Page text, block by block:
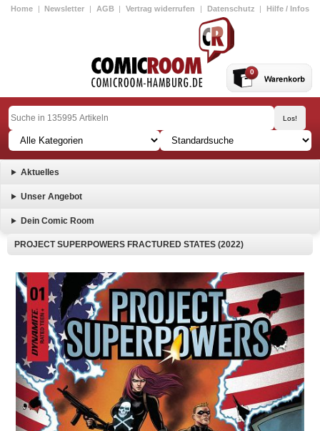
Home | Newsletter | AGB | Vertrag widerrufen | Datenschutz | Hilfe / Infos
0
Aktuelles
Unser Angebot
Dein Comic Room
PROJECT SUPERPOWERS FRACTURED STATES (2022)